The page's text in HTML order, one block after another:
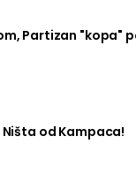
Partizan "kopa"
Ništa od Kampaca!